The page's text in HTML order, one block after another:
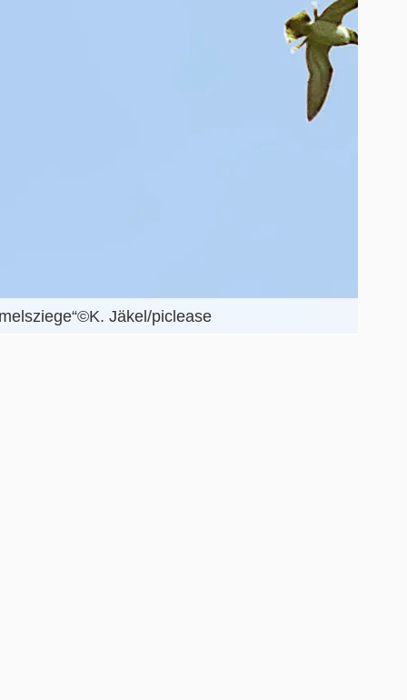
Jäkel/piclease